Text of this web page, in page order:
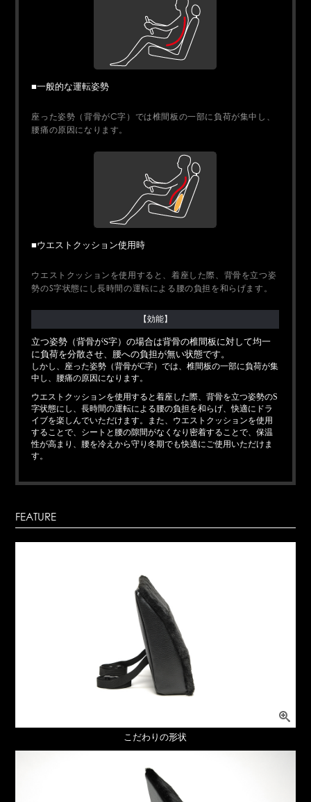
■一般的な運転姿勢
座った姿勢（背骨がC字）では椎間板の一部に負荷が集中し、
腰痛の原因になります。
■ウエストクッション使用時
ウエストクッションを使用すると、着座した際、背骨を立つ姿
勢のS字状態にし長時間の運転による腰の負担を和らげます。
【効能】
立つ姿勢（背骨がS字）の場合は背骨の椎間板に対して均一
に負荷を分散させ、腰への負担が無い状態です。
しかし、座った姿勢（背骨がC字）では、椎間板の一部に負荷が集
中し、腰痛の原因になります。
ウエストクッションを使用すると着座した際、背骨を立つ姿勢のS
字状態にし、長時間の運転による腰の負担を和らげ、快適にドラ
イブを楽しんでいただけます。また、ウエストクッションを使用
することで、シートと腰の隙間がなくなり密着することで、保温
性が高まり、腰を冷えから守り冬期でも快適にご使用いただけま
す。
FEATURE
こだわりの形状